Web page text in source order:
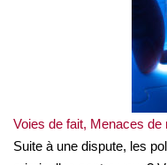
Voies de fait, Menaces
Suite à une dispute, les